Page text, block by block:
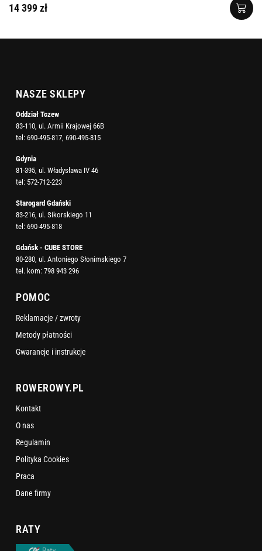
14 399 zł
NASZE SKLEPY
Oddział Tczew
83-110, ul. Armii Krajowej 66B
tel: 690-495-817 690-495-815
Gdynia
81-395, ul. Władysława IV 46
tel: 572-712-223
Starogard Gdański
83-216, ul. Sikorskiego 11
tel: 690-495-818
Gdańsk - CUBE STORE
80-280, ul. Antoniego Słonimskiego 7
tel. kom: 798 943 296
POMOC
Reklamacje / zwroty
Metody płatności
Gwarancje i instrukcje
ROWEROWY.PL
Kontakt
O nas
Regulamin
Polityka Cookies
Praca
Dane firmy
RATY